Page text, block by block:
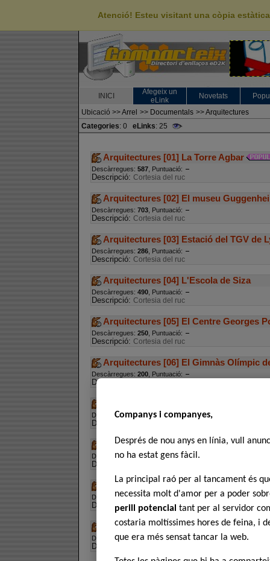
Atenció! Esteu visitant una còpia
INICI
Afegeix un
eLink
Novetats
Ubicació >>Arrel >> Documentals >>Arquitectures
Categories: 0 eLinks: 25
Arquitectures [01] La Torre Agbar
Descàrregues: 587, Puntuació:
Descripció: Cortesia del ruc
Arquitectures [02] El museu
Descàrregues: 703, Puntuació:
Descripció: Cortesia del ruc
Arquitectures [03] Estació del TGV de
Descàrregues: 286, Puntuació:
Descripció: Cortesia del ruc
Arquitectures [04] L'Escola de Siza
Descàrregues: 490, Puntuació:
Descripció: Cortesia del ruc
Arquitectures [05] El Centre Georges
Descàrregues: 250, Puntuació:
Descripció: Cortesia del ruc
Arquitectures [06] El Gimnàs Olímpic
Descàrregues: 200, Puntuació:
Descripció:
Descàrregues:268, Puntuació:
Descripció:
Arquitectures [08] El Centre Municipal
Descàrregues: 201, Puntuació:
Descripció:
Arquitectures [09] L'Edifici Johnson
Descàrregues:438, Puntuació:
Descripció:Cortesia del ruc
Arquitectures [10] El Dessau Bauhaus
Descàrregues:240 , Puntuació:
Descripció:
Companys i companyes,
Després de nou anys en línia, vull
no ha estat gens fàcil.
La principal raó per al tancament és
necessita molt d'amor per a poder
perill potencial tant per al servidor
costaria moltíssimes hores de feina, i
que era més sensat tancar la web.